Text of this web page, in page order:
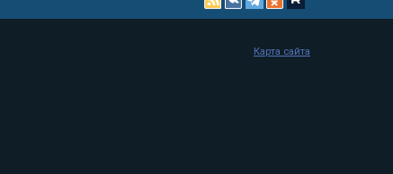
Карта сайта